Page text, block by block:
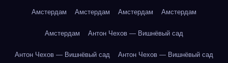
Амстердам Амстердам Амстердам Амстердам
Амстердам Антон Чехов — Вишнёвый сад
Антон Чехов — Вишнёвый сад Антон Чехов — Вишнёвый сад